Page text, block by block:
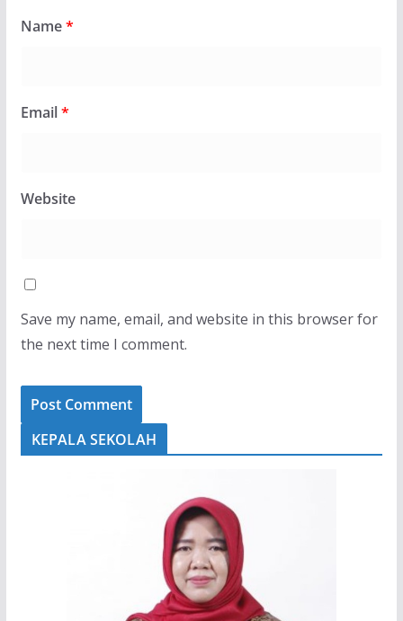
Name*
Email*
Website
Save my name, email, and website in this browser for
the next time I comment.
KEPALA SEKOLAH